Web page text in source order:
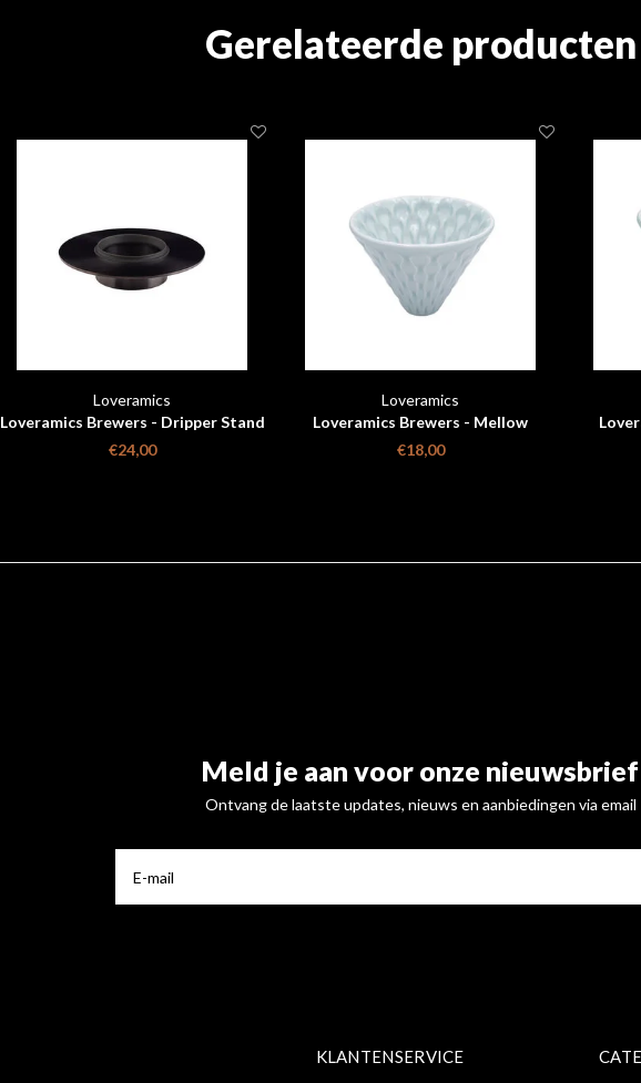
Gerelateerde producten
Loveramics
Loveramics Brewers - Dripper Stand
- Matte Black
€24,00
Loveramics
Loveramics Brewers - Mellow
Dripper - Celadon Blue
€18,00
Meld je aan voor onze nieuwsbrief
Ontvang de laatste updates, nieuws en aanbiedingen via email
KLANTENSERVICE